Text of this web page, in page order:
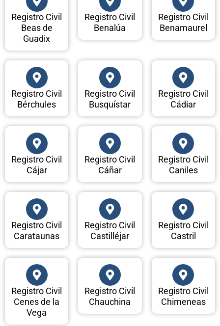
Registro Civil
Beas de
Guadix
Registro Civil
Benalúa
Registro Civil
Benamaurel
Registro Civil
Bérchules
Registro Civil
Busquístar
Registro Civil
Cádiar
Registro Civil
Cájar
Registro Civil
Cáñar
Registro Civil
Caniles
Registro Civil
Carataunas
Registro Civil
Castilléjar
Registro Civil
Castril
Registro Civil
Cenes de la
Vega
Registro Civil
Chauchina
Registro Civil
Chimeneas